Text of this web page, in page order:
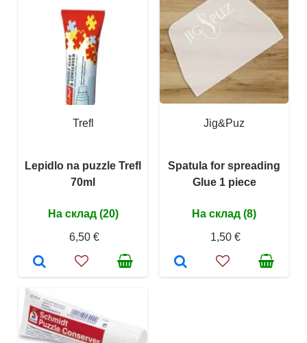
Trefl
Lepidlo na puzzle Trefl
70ml
На склад (20)
6,50 €
Jig&Puz
Spatula for spreading
Glue 1 piece
На склад (8)
1,50 €